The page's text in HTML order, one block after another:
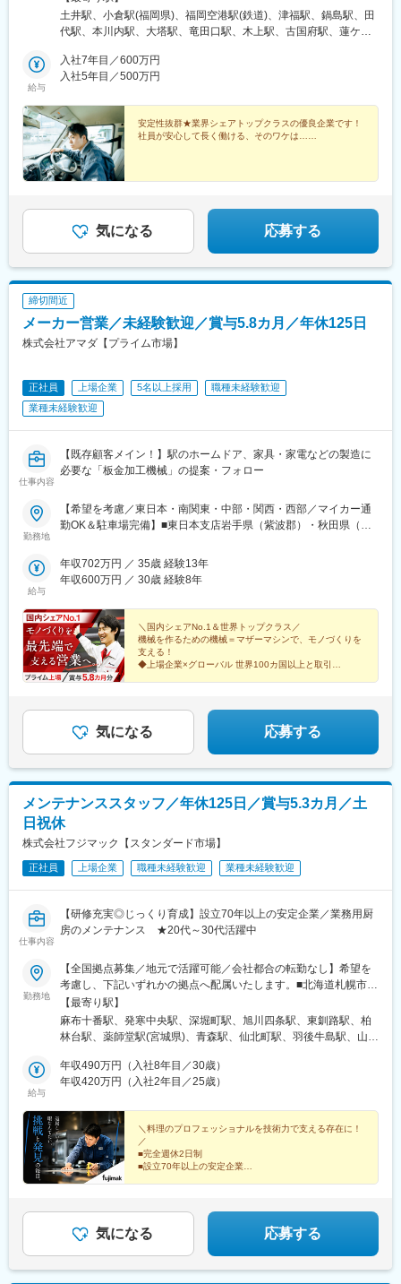
世保市、熊本県熊本市、熊本県球磨郡あさぎり町、大分県大分
市、宮崎県宮崎市、鹿児島県鹿児島市、鹿児島県鹿屋市、沖縄県
下関市、広島県広島市、広島県福山市、岡山県岡山市、鳥取県鳥
取市、鳥取県境港市、島根県松江市■四国愛媛県松山市、香川県高
四日市市、静岡県静岡市、静岡県浜松市、岐阜県羽島市■関西大阪
府大阪市、大阪府堺市、兵庫県神戸市、兵庫県姫路市、奈良県奈
良市、京都府京都市■関東埼玉県川口市、埼玉県久喜市、埼玉県さ
いたま市、神奈川県横浜市、神奈川県相模原市、千葉県千葉市■東
北宮城県仙台市、宮城県登米市、宮城県石巻市、山形県山形市、
土井駅、小倉駅(福岡県)、福岡空港駅(鉄道)、津福駅、鍋島駅、田
代駅、本川内駅、大塔駅、竜田口駅、木上駅、古国府駅、蓮ケ池
駅、岩国駅、幡生駅、梅林駅(広島県)、福山駅、東山・おかでんミ
ュージアム駅、高松町駅、鳥取駅、朝日ケ丘駅、伊予和気駅、林
駅、天竜川駅、南宿駅、平林駅(大阪府)、鳳駅、医療センター駅、
英賀保駅、帯解駅、竹田駅(京都府)、鳩ケ谷駅、鷲宮駅、鉄道博物
館駅、大倉山駅(神奈川県)、南橋本駅、本千葉駅、南仙台駅、陸前
豊里駅、蛇田駅、北山形駅、郡山富田駅、木太東口駅、計算科学
センター駅、伏見駅(京都府)
給与
入社7年目／600万円
入社5年目／500万円
安定性抜群★業界シェアトップクラスの優良企業です！
社員が安心して長く働ける、そのワケは……
気になる 応募する
締切間近
メーカー営業／未経験歓迎／賞与5.8カ月／年休125日
株式会社アマダ【プライム市場】
正社員 上場企業 5名以上採用
職種未経験歓迎
業種未経験歓迎
仕事内容
【既存顧客メイン！】駅のホームドア、家具・家電などの製造に
必要な「板金加工機械」の提案・フォロー
勤務地
【希望を考慮／東日本・南関東・中部・関西・西部／マイカー通
勤OK＆駐車場完備】■東日本支店岩手県（紫波郡）・秋田県（秋
茨城県（水戸市、つくば市）栃木県（宇都宮市）・群馬県（高崎
市、太田市）新潟県（三条市）・長野県（松本市、長野市）■南関
市）埼玉県（さいたま市、川越市）・千葉県（千葉市）山梨県
（中巨摩郡）■中部支店静岡県（静岡市、沼津市、浜松市）・愛知
県（一宮市、豊田市）三重県（四日市市）・富山県（富山市）石
川県（金沢市）■関西支店大阪府（東大阪市）・京都府（京都市）
兵庫県（神戸市、姫路市）・和歌山県（岩出市）滋賀県（栗東
市）■西部支店岡山県（岡山市）・広島県（広島市、福山市）島根
山市）福岡県（北九州市、大野城市）・熊本県（熊本市）大分県
（大分市）※受動喫煙対策：屋内禁煙（屋外に喫煙スペースあり）
給与
年収702万円 ／ 35歳 経験13年
年収600万円 ／ 30歳 経験8年
＼国内シェアNo.1＆世界トップクラス／
機械を作るための機械＝マザーマシンで、モノづくりを
支える！
◆上場企業×グローバル 世界100カ国以上と取引
気になる 応募する
メンテナンススタッフ／年休125日／賞与5.3カ月／土
日祝休
株式会社フジマック【スタンダード市場】
正社員 上場企業 職種未経験歓迎 業種未経験歓迎
仕事内容
【研修充実◎じっくり育成】設立70年以上の安定企業／業務用厨
房のメンテナンス ★20代～30代活躍中
勤務地
【全国拠点募集／地元で活躍可能／会社都合の転勤なし】希望を
考慮し、下記いずれかの拠点へ配属いたします。■北海道札幌市／
函館市／旭川市／釧路市／帯広市■東北宮城県／青森県／岩手県／
秋田県／山形県／福島県■関東東京都（港区・台東区・中野区・八
王子市・小平市）／千葉県（千葉市・柏市・船橋市）／神奈川県
県／茨城県■中部静岡県（静岡市・三島市・浜松市）／愛知県（名
古屋市・岡崎市）／山梨県／富山県／石川県／新潟県／長野県
市）／京都府／兵庫県（神戸市・姫路市）／和歌山県／三重県■中
国・四国広島県（広島市、福山市）／島根県／岡山県／山口県／
香川県／徳島県／愛媛県／高知県■九州・沖縄福岡県（福岡市・北
九州市）／佐賀県／長崎県／熊本県／大分県／宮崎県／鹿児島県
／沖縄県※転勤は必ず相談の上、決定いたします（基本同じエリア
場完備）※受動喫煙対策：オフィス内禁煙
【最寄り駅】
麻布十番駅、発寒中央駅、深堀町駅、旭川四条駅、東釧路駅、柏
林台駅、薬師堂駅(宮城県)、青森駅、仙北町駅、羽後牛島駅、山形
駅、甲府駅、上尾駅、葭川公園駅、大神宮下駅、柏駅、新御徒町
駅、落合駅(東京都)、京王八王子駅、青梅街道駅、上大岡駅、元住
県)、南富山駅、上諸江駅、新福井駅、岐南駅、六名駅、東松阪
駅、越後石山駅、豊津駅(大阪府)、萩原天神駅、くいな橋駅、和田
岬駅、亀山駅(兵庫県)、田井ノ瀬駅、下祇園駅、東福山駅、松江
駅、備前西市駅、周防下郷駅、香西駅、吉成駅、鎌田駅、薊野
駅、大橋駅(福岡県)、競馬場前駅(福岡県)、鍋島駅、住吉駅(長崎
駅、西松本駅、田原町駅(東京都)、新井薬師前駅、港南中央駅、江
坂駅、竹田駅(京都府)、竹下駅、守恒駅、南鹿児島駅、蔵前駅、東
給与
年収490万円（入社8年目／30歳）
年収420万円（入社2年目／25歳）
＼料理のプロフェッショナルを技術力で支える存在に！
／
■完全週休2日制
■設立70年以上の安定企業
高級ホテル・レストランに選ばれてきた厨房機器。
品質と機能美にこだわった『魅せるキッチン』。
気になる 応募する